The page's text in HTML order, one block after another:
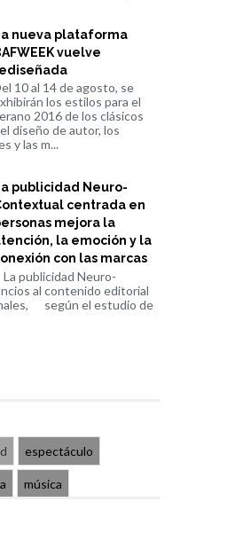
nueva plataforma
vuelve
10 al 14 de agosto, se
los estilos para el
2016 de los clásicos
diseño de autor, los
y las m...
publicidad Neuro-
centrada en
mejora la
la emoción y la
con las marcas
La publicidad Neuro-
al contenido editorial
según el estudio de
espectáculo
música